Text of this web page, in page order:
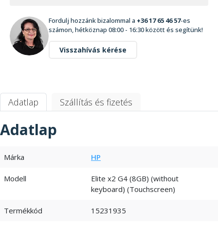
Fordulj hozzánk bizalommal a +36 17 65 46 57-es
számon, hétköznap 08:00 - 16:30 között és segítünk!
Visszahívás kérése
Adatlap Szállítás és fizetés
Adatlap
Márka HP
Modell
Elite x2 G4 (8GB) (without
keyboard) (Touchscreen)
Termékkód 15231935